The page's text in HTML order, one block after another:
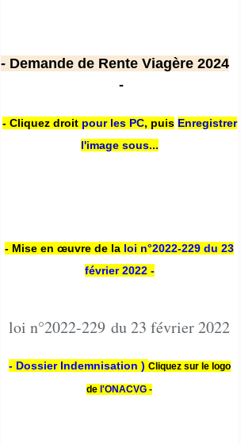
- Demande de Rente Viagère 2024
-
- Cliquez droit pour les PC, puis Enregistrer
l'image sous...
- Mise en œuvre de la loi n°2022-229 du 23
février 2022 -
loi n°2022-229 du 23 février 2022
- Dossier Indemnisation ) Cliquez sur le logo
de l'ONACVG -